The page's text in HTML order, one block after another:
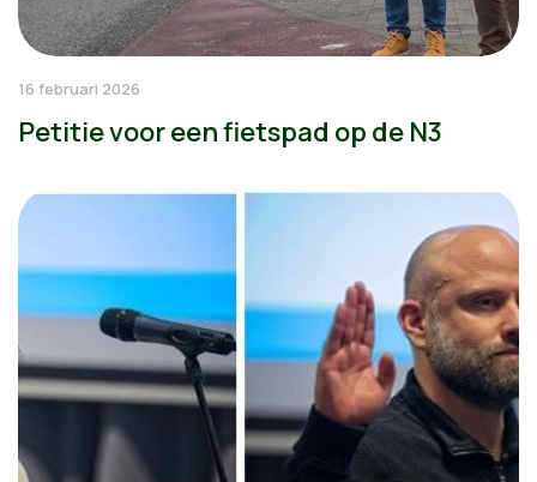
16 februari 2026
Petitie voor een fietspad op de N3